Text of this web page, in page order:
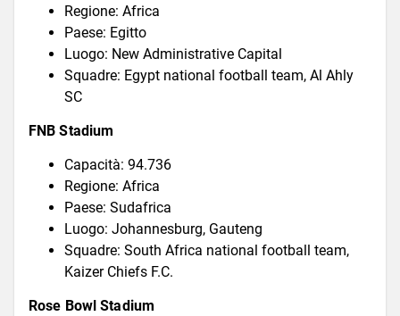
Regione: Africa
Paese: Egitto
Luogo: New Administrative Capital
Squadre: Egypt national football team, Al Ahly
SC
FNB Stadium
Capacità: 94.736
Regione: Africa
Paese: Sudafrica
Luogo: Johannesburg, Gauteng
Squadre: South Africa national football team,
Kaizer Chiefs F.C.
Rose Bowl Stadium